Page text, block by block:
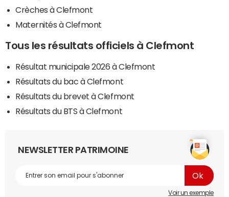
Crèches à Clefmont
Maternités à Clefmont
Tous les résultats officiels à Clefmont
Résultat municipale 2026 à Clefmont
Résultats du bac à Clefmont
Résultats du brevet à Clefmont
Résultats du BTS à Clefmont
NEWSLETTER PATRIMOINE
Voir un exemple